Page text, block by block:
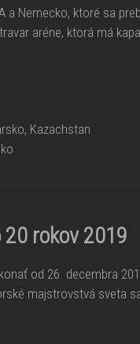
a Nemecko, ktoré sa
aréne, ktorá má
Kazachstan
rokov 2019
od 26. decembra
majstrovstvá sveta